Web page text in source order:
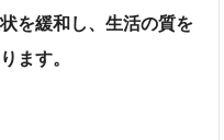
を緩和し、生活の質を
ます。